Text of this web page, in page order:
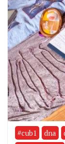
#cub1 dna